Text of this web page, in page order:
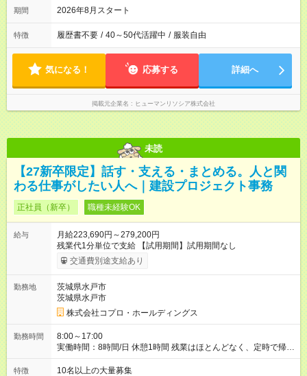
期間 2026年8月スタート
特徴 履歴書不要 / 40～50代活躍中 / 服装自由
気になる！ 応募する 詳細へ
掲載元企業名 ヒューマンリソシア株式会社
未読
【27新卒限定】話す・支える・まとめる。人と関
わる仕事がしたい人へ｜建設プロジェクト事務
正社員（新卒） 職種未経験OK
給与
月給223,690円～279,200円
残業代1分単位で支給 【試用期間】試用期間なし
交通費別途支給あり
勤務地
茨城県水戸市
茨城県水戸市
株式会社コプロ・ホールディングス
勤務時間
8:00～17:00
実働時間：8時間/日 休憩1時間 残業はほとんどなく、定時で帰れ
る日が多い働き方です。 毎日の業務は進捗管理や事務が中心な
ので、 「今日やるべき仕事」が終われば、自然と区切りをつけ
特徴 10名以上の大量募集